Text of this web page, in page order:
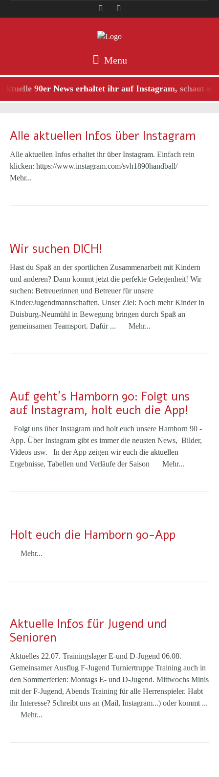
Menu
90er News erhaltet ihr auf Instagram, schaut mal
Alle aktuellen Infos über Instagram
Alle aktuellen Infos erhaltet ihr über Instagram. Einfach rein
klicken: https://www.instagram.com/svh1890handball/
Mehr...
Wir suchen DICH!
Hast du Spaß an der sportlichen Zusammenarbeit mit Kindern
und anderen? Dann kommt jetzt die perfekte Gelegenheit! Wir
suchen: Betreuerinnen und Betreuer für unsere
Kinder/Jugendmannschaften. Unser Ziel: Noch mehr Kinder in
Duisburg-Neumühl in Bewegung bringen durch Spaß an
gemeinsamen Teamsport. Dafür ...
Mehr...
Auf geht´s Hamborn 90: Folgt uns
auf Instagram, holt euch die App!
Folgt uns über Instagram und holt euch unsere Hamborn 90 -
App. Über Instagram gibt es immer die neusten News, Bilder,
Videos usw. In der App zeigen wir euch die aktuellen
Ergebnisse, Tabellen und Verläufe der Saison
Mehr...
Holt euch die Hamborn 90-App
Mehr...
Aktuelle Infos für Jugend und
Senioren
Aktuelles 22.07. Trainingslager E-und D-Jugend 06.08.
Gemeinsamer Ausflug F-Jugend Turniertruppe Training auch in
den Sommerferien: Montags E- und D-Jugend. Mittwochs Minis
mit der F-Jugend, Abends Training für alle Herrenspieler. Habt
ihr Interesse? Schreibt uns an (Mail, Instagram...) oder kommt ...
Mehr...